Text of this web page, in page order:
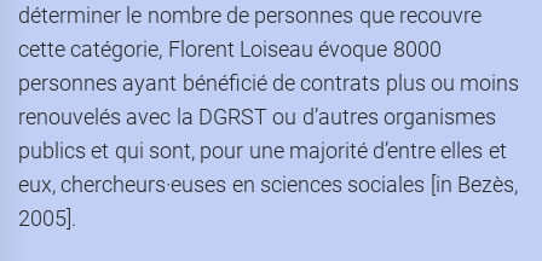
déterminer le nombre de personnes que recouvre
cette catégorie, Florent Loiseau évoque 8000
personnes ayant bénéficié de contrats plus ou moins
renouvelés avec la DGRST ou d’autres organismes
publics et qui sont, pour une majorité d’entre elles et
eux, chercheurs·euses en sciences sociales [in Bezès,
2005].